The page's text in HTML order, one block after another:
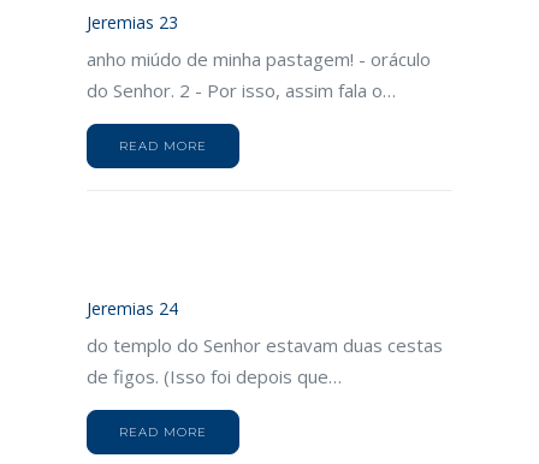
Jeremias 23
anho miúdo de minha pastagem! - oráculo
do Senhor. 2 - Por isso, assim fala o…
READ MORE
Jeremias 24
do templo do Senhor estavam duas cestas
de figos. (Isso foi depois que…
READ MORE